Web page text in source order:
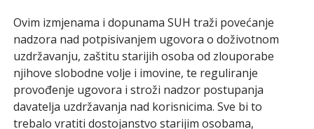
Ovim izmjenama i dopunama SUH traži povećanje
nadzora nad potpisivanjem ugovora o doživotnom
uzdržavanju, zaštitu starijih osoba od zlouporabe
njihove slobodne volje i imovine, te reguliranje
provođenje ugovora i stroži nadzor postupanja
davatelja uzdržavanja nad korisnicima. Sve bi to
trebalo vratiti dostojanstvo starijim osobama,